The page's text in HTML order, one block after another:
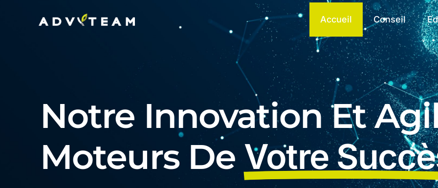
Accueil Conseil
Notre Innovation Et
Moteurs De Votre